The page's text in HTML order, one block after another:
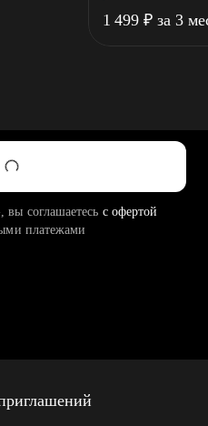
1 499 ₽ за 3
соглашаетесь с офертой
платежами